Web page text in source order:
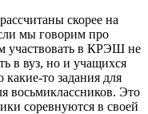
скорее на
мы говорим про
участвовать в КРЭШ не
в вуз, но и учащихся
то задания для
восьмиклассников. Это
соревнуются в своей